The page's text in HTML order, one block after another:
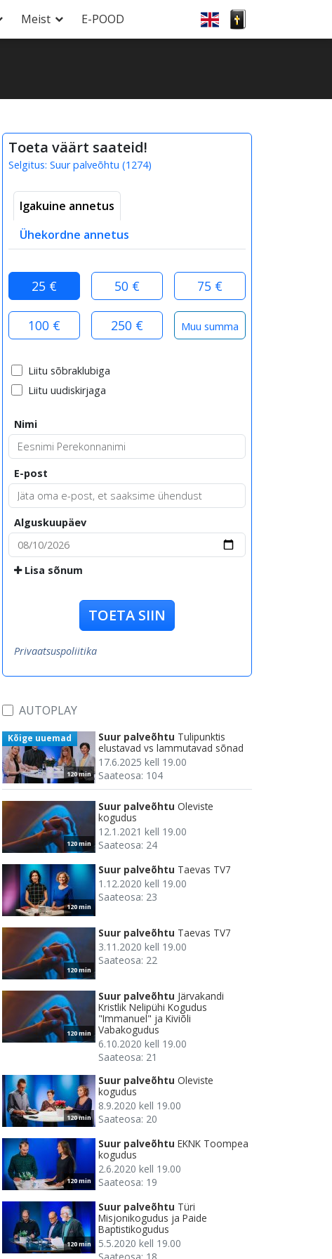
Meist E-POOD
Toeta väärt saateid!
Selgitus: Suur palveõhtu (1274)
Igakuine annetus
Ühekordne annetus
25 € 50 € 75 €
100 € 250 €
Liitu sõbraklubiga
Liitu uudiskirjaga
Nimi
E-post
Alguskuupäev
Lisa sõnum
TOETA SIIN
Privaatsuspoliitika
AUTOPLAY
120 min
Kõige uuemad Suur palveõhtu Tulipunktis
elustavad vs lammutavad sõnad
17.6.2025 kell 19.00
Saateosa: 104
120 min
Suur palveõhtu Oleviste
kogudus
12.1.2021 kell 19.00
Saateosa: 24
120 min
Suur palveõhtu Taevas TV7
1.12.2020 kell 19.00
Saateosa: 23
120 min
Suur palveõhtu Taevas TV7
3.11.2020 kell 19.00
Saateosa: 22
120 min
Suur palveõhtu Järvakandi
Kristlik Nelipühi Kogudus
"Immanuel" ja Kiviõli
Vabakogudus
6.10.2020 kell 19.00
Saateosa: 21
120 min
Suur palveõhtu Oleviste
kogudus
8.9.2020 kell 19.00
Saateosa: 20
120 min
Suur palveõhtu EKNK Toompea
kogudus
2.6.2020 kell 19.00
Saateosa: 19
120 min
Suur palveõhtu Türi
Misjonikogudus ja Paide
Baptistikogudus
5.5.2020 kell 19.00